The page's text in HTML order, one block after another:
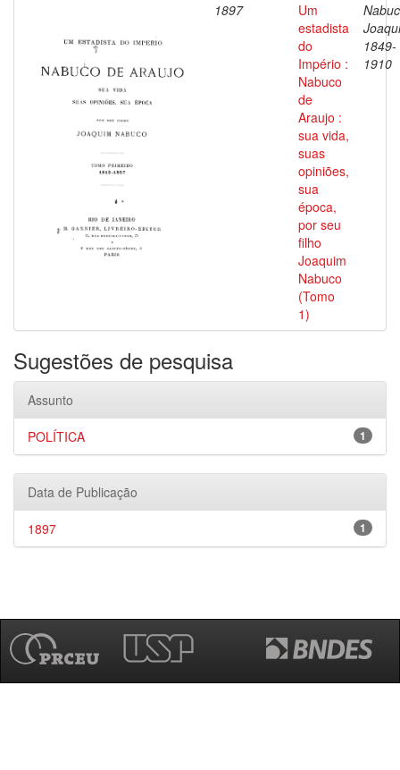
1897
Um
estadista
do
Império :
Nabuco
de
Araujo :
sua vida,
suas
opiniões,
sua
época,
por seu
filho
Joaquim
Nabuco
(Tomo
1)
1849-
1910
Sugestões de pesquisa
Assunto
1
POLÍTICA
Data de Publicação
1
1897